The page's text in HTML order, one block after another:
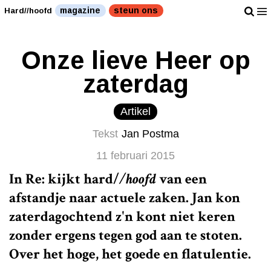
Hard//hoofd magazine steun ons
Onze lieve Heer op
zaterdag
Artikel
Tekst Jan Postma
11 februari 2015
In Re: kijkthard//hoofdvan een
afstandje naar actuele zaken. Jan kon
zaterdagochtend z'n kont niet keren
zonder ergens tegen god aan te stoten.
Over het hoge, het goede en flatulentie.